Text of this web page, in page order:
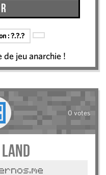
:?.?.?
de jeu anarchie !
0 votes